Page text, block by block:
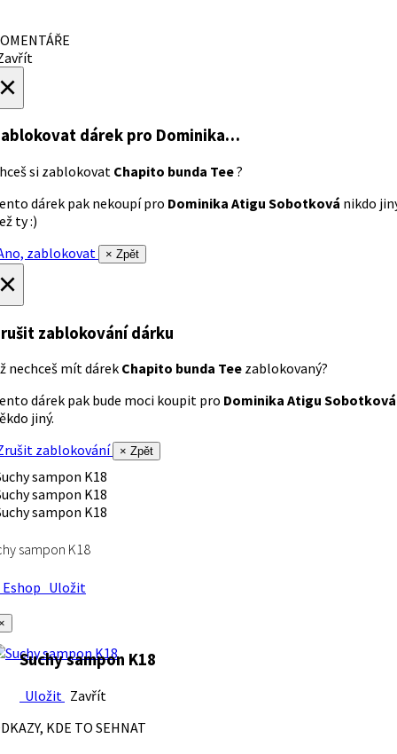
dárek pro Dominika…
si zablokovat Chapito bunda Tee?
dárek pak nekoupí pro Dominika Atigu Sobotková nikdo
ty :)
zablokovat
× Zpět
zablokování dárku
nechceš mít dárek Chapito bunda Tee zablokovaný?
dárek pak bude moci koupit pro Dominika Atigu Sobotková
jiný.
zablokování
× Zpět
sampon K18
Uložit
Suchy sampon K18
Uložit Zavřít
KDE TO SEHNAT